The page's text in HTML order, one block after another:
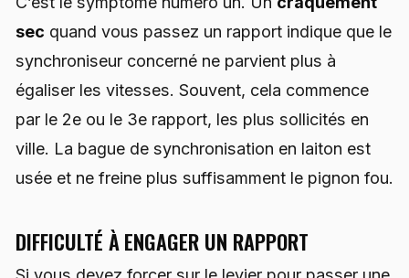
sec quand vous passez un rapport indique que le
synchroniseur concerné ne parvient plus à
égaliser les vitesses. Souvent, cela commence
par le 2e ou le 3e rapport, les plus sollicités en
ville. La bague de synchronisation en laiton est
usée et ne freine plus suffisamment le pignon fou.
DIFFICULTÉ À ENGAGER UN RAPPORT